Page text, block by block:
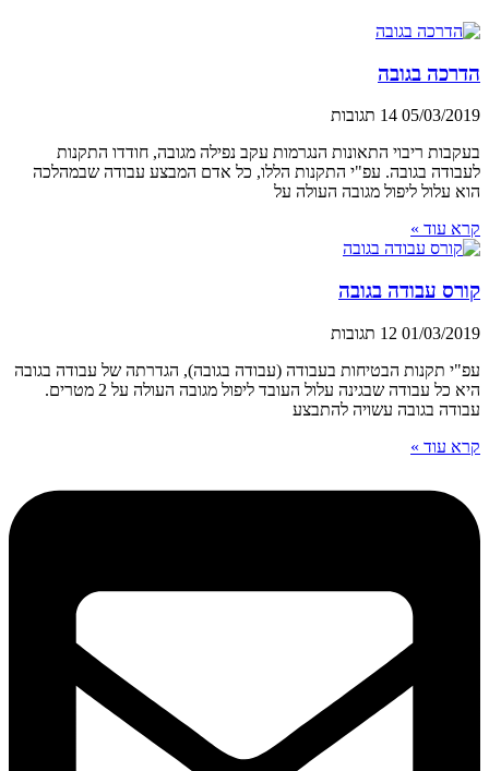
הדרכה בגובה
05/03/2019 14 תגובות
בעקבות ריבוי התאונות הנגרמות עקב נפילה מגובה, חודדו התקנות
לעבודה בגובה. עפ"י התקנות הללו, כל אדם המבצע עבודה שבמהלכה
הוא עלול ליפול מגובה העולה על
קרא עוד »
קורס עבודה בגובה
01/03/2019 12 תגובות
עפ"י תקנות הבטיחות בעבודה (עבודה בגובה), הגדרתה של עבודה בגובה
היא כל עבודה שבגינה עלול העובד ליפול מגובה העולה על 2 מטרים.
עבודה בגובה עשויה להתבצע
קרא עוד »